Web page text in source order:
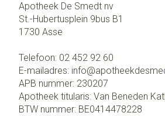
Apotheek De Smedt nv
St.-Hubertusplein 9bus B1
1730 Asse
Telefoon: 02 452 92 60
E-mailadres: info@
APB nummer: 230207
Apotheek titularis: Van Beneden
BTW nummer: BE0414478228